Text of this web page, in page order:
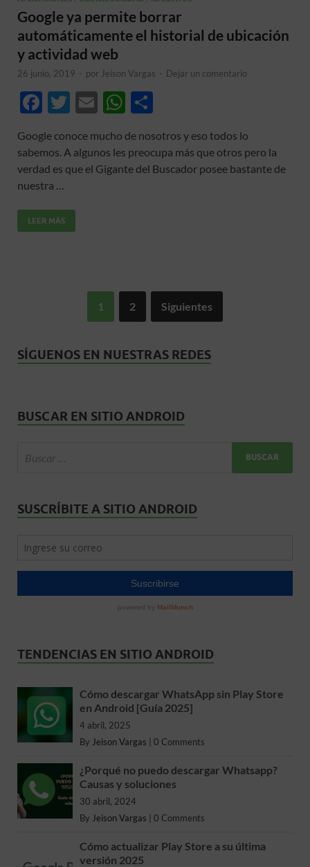
Google ya permite borrar
automáticamente el historial de ubicación
y actividad web
26 junio, 2019 - por Jeison Vargas - Dejar un comentario
F
e
b
o
o
k
T
itt
er
E
ail
W
at
s
m
p
Google conoce mucho de nosotros y eso todos lo
sabemos. A algunos les preocupa más que otros pero la
verdad es que el Gigante del Buscador posee bastante de
nuestra …
LEER MÁS
1 2 Siguientes
SÍGUENOS EN NUESTRAS REDES
BUSCAR EN SITIO ANDROID
SUSCRÍBITE A SITIO ANDROID
TENDENCIAS EN SITIO ANDROID
Cómo descargar WhatsApp sin Play Store
en Android [Guía 2025]
4 abril, 2025
By Jeison Vargas 0 Comments
¿Porqué no puedo descargar Whatsapp?
Causas y soluciones
30 abril, 2024
By Jeison Vargas 0 Comments
Cómo actualizar Play Store a su última
versión 2025